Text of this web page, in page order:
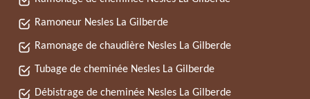
Ramoneur Nesles La Gilberde
Ramonage de chaudière Nesles La Gilberde
Tubage de cheminée Nesles La Gilberde
Débistrage de cheminée Nesles La Gilberde